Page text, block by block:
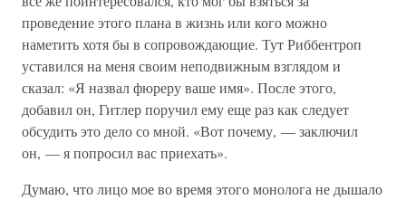
проведение этого плана в жизнь или кого можно
наметить хотя бы в сопровождающие. Тут Риббентроп
уставился на меня своим неподвижным взглядом и
сказал: «Я назвал фюреру ваше имя». После этого,
добавил он, Гитлер поручил ему еще раз как следует
обсудить это дело со мной. «Вот почему, — заключил
он, — я попросил вас приехать».
Думаю, что лицо мое во время этого монолога не дышало